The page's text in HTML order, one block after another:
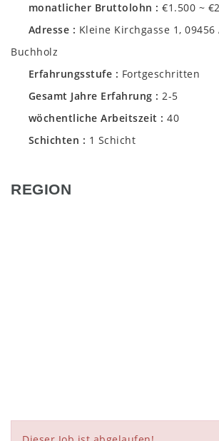
monatlicher Bruttolohn
€1.500 ~
Adresse
Kleine Kirchgasse 1,
Buchholz
Erfahrungsstufe
Fortgeschritten
Gesamt Jahre Erfahrung
2-5
wöchentliche Arbeitszeit
40
Schichten
1 Schicht
REGION